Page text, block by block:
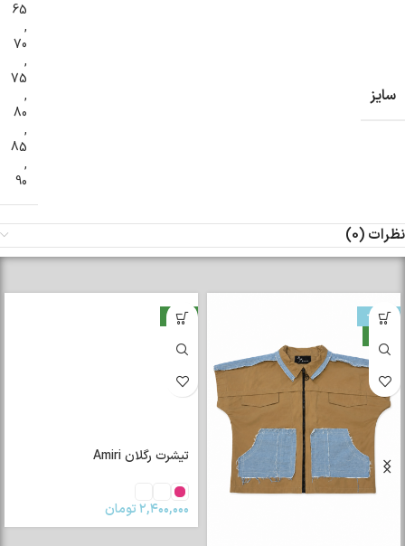
سایز
65
,
70
,
75
,
80
,
85
,
90
نظرات (0)
-33%
جدید
تیشرت رگلان Amiri
۲,۴۰۰,۰۰۰تومان